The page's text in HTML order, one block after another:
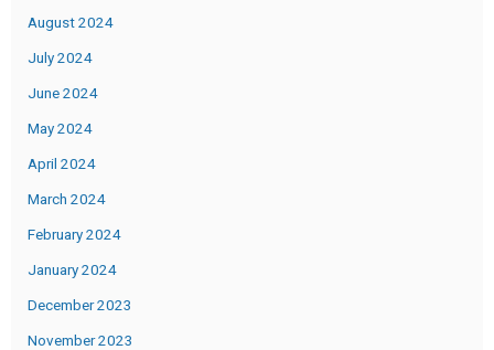
August 2024
July 2024
June 2024
May 2024
April 2024
March 2024
February 2024
January 2024
December 2023
November 2023